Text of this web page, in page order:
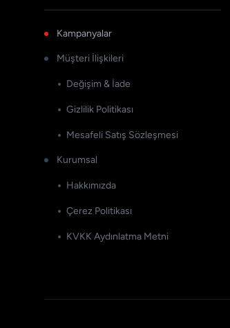
Kampanyalar
Müşteri İlişkileri
Değişim & İade
Gizlilik Politikası
Mesafeli Satış Sözleşmesi
Kurumsal
Hakkımızda
Çerez Politikası
KVKK Aydınlatma Metni